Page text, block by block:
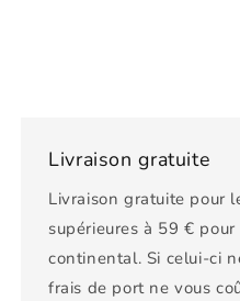
Livraison gratuite
Livraison gratuite pour
supérieures à 59 €
continental. Si celui-ci
frais de port ne vous